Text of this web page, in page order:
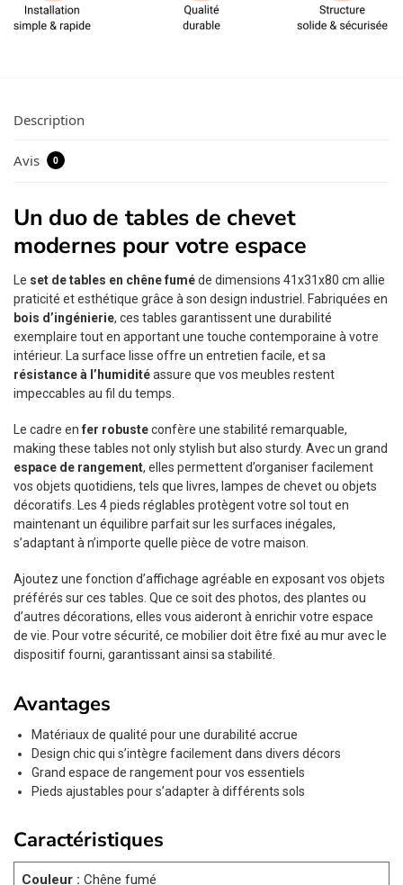
Description
Avis 0
Un duo de tables de chevet
modernes pour votre espace
Le set de tables en chêne fuméde dimensions 41x31x80 cm allie
praticité et esthétique grâce à son design industriel. Fabriquées en
bois d’ingénierie, ces tables garantissent une durabilité
exemplaire tout en apportant une touche contemporaine à votre
intérieur. La surface lisse offre un entretien facile, et sa
résistance à l’humiditéassure que vos meubles restent
impeccables au fil du temps.
Le cadre en fer robusteconfère une stabilité remarquable,
making these tables not only stylish but also sturdy. Avec un grand
espace de rangement, elles permettent d’organiser facilement
vos objets quotidiens, tels que livres, lampes de chevet ou objets
décoratifs. Les 4 pieds réglables protègent votre sol tout en
maintenant un équilibre parfait sur les surfaces inégales,
s’adaptant à n’importe quelle pièce de votre maison.
Ajoutez une fonction d’affichage agréable en exposant vos objets
préférés sur ces tables. Que ce soit des photos, des plantes ou
d’autres décorations, elles vous aideront à enrichir votre espace
de vie. Pour votre sécurité, ce mobilier doit être fixé au mur avec le
dispositif fourni, garantissant ainsi sa stabilité.
Avantages
Matériaux de qualité pour une durabilité accrue
Design chic qui s’intègre facilement dans divers décors
Grand espace de rangement pour vos essentiels
Pieds ajustables pour s’adapter à différents sols
Caractéristiques
Couleur : Chêne fumé